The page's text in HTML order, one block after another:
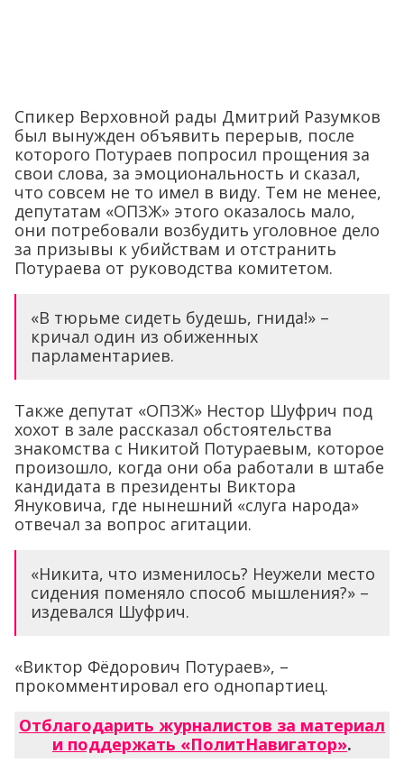
Спикер Верховной рады Дмитрий Разумков
был вынужден объявить перерыв, после
которого Потураев попросил прощения за
свои слова, за эмоциональность и сказал,
что совсем не то имел в виду. Тем не менее,
депутатам «ОПЗЖ» этого оказалось мало,
они потребовали возбудить уголовное дело
за призывы к убийствам и отстранить
Потураева от руководства комитетом.
«В тюрьме сидеть будешь, гнида!» –
кричал один из обиженных
парламентариев.
Также депутат «ОПЗЖ» Нестор Шуфрич под
хохот в зале рассказал обстоятельства
знакомства с Никитой Потураевым, которое
произошло, когда они оба работали в штабе
кандидата в президенты Виктора
Януковича, где нынешний «слуга народа»
отвечал за вопрос агитации.
«Никита, что изменилось? Неужели место
сидения поменяло способ мышления?» –
издевался Шуфрич.
«Виктор Фёдорович Потураев», –
прокомментировал его однопартиец.
Отблагодарить журналистов за материал
и поддержать «ПолитНавигатор».